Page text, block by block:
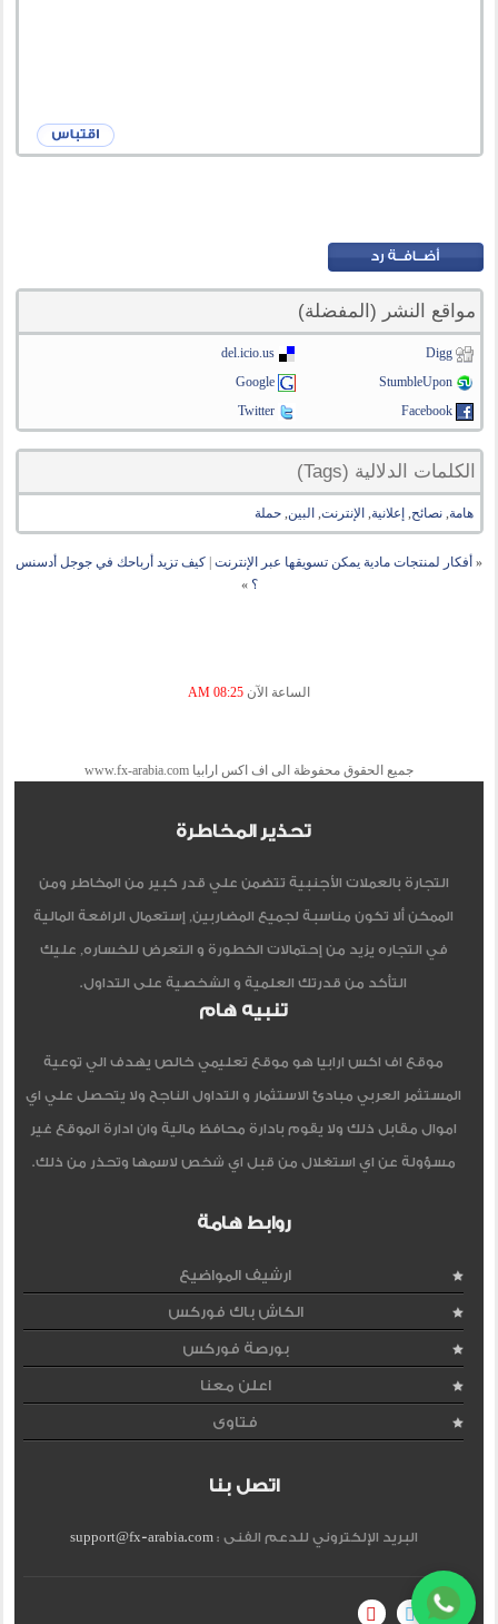
مواقع النشر (المفضلة)
Digg
del.icio.us
StumbleUpon
Google
Facebook
Twitter
الكلمات الدلالية (Tags)
هامة,نصائح, إعلانية, الإنترنت, البين,حملة
« أفكار لمنتجات مادية يمكن تسويقها عبر الإنترنت كيف تزيد أرباحك في جوجل أدسنس
؟ »
الساعة الآن 08:25 AM
جميع الحقوق محفوظة الى اف اكس ارابيا www.fx-arabia.com
تحذير المخاطرة
التجارة بالعملات الأجنبية تتضمن علي قدر كبير من المخاطر ومن
الممكن ألا تكون مناسبة لجميع المضاربين, إستعمال الرافعة المالية
في التجاره يزيد من إحتمالات الخطورة و التعرض للخساره, عليك
التأكد من قدرتك العلمية و الشخصية على التداول.
تنبيه هام
موقع اف اكس ارابيا هو موقع تعليمي خالص يهدف الي توعية
المستثمر العربي مبادئ الاستثمار و التداول الناجح ولا يتحصل علي اي
اموال مقابل ذلك ولا يقوم بادارة محافظ مالية وان ادارة الموقع غير
مسؤولة عن اي استغلال من قبل اي شخص لاسمها وتحذر من ذلك.
روابط هامة
ارشيف المواضيع
الكاش باك فوركس
بورصة فوركس
اعلن معنا
فتاوى
اتصل بنا
البريد الإلكتروني للدعم الفنى :support@fx-arabia.com